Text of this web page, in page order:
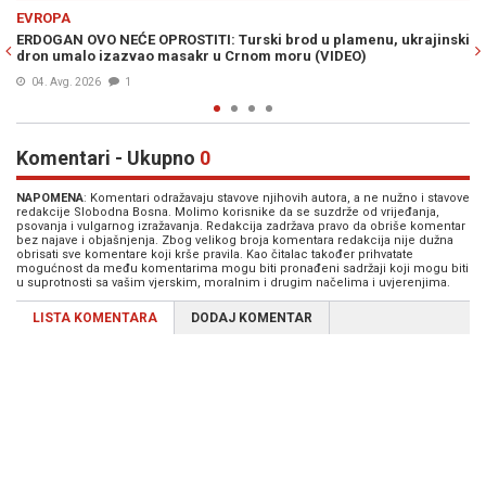
EVROPA
SVI SE PITAJU ŠTA JE OVO: Tajno oružje Kijeva snimljeno na
iznad Rusije (VIDEO)
03. Avg. 2026
Komentari - Ukupno 0
NAPOMENA: Komentari odražavaju stavove njihovih autora, a ne nužno i stavove
redakcije Slobodna Bosna. Molimo korisnike da se suzdrže od vrijeđanja,
psovanja i vulgarnog izražavanja. Redakcija zadržava pravo da obriše komentar
bez najave i objašnjenja. Zbog velikog broja komentara redakcija nije dužna
obrisati sve komentare koji krše pravila. Kao čitalac također prihvatate
mogućnost da među komentarima mogu biti pronađeni sadržaji koji mogu biti
u suprotnosti sa vašim vjerskim, moralnim i drugim načelima i uvjerenjima.
LISTA KOMENTARA DODAJ KOMENTAR